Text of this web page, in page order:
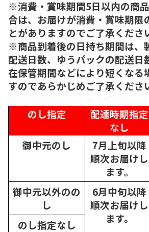
※消費・賞味期間5日以内の商
合は、お届けが消費・賞味期限
とがありますのでご了承くださ
※商品到着後の日持ち期間は、
配送日数、ゆうパックの配送日
在保管期間などにより短くなる
すのであらかじめご了承くださ
のし指定
配達時期指定
なし
御中元のし
7月上旬以降
順次お届けし
ます。
御中元以外のの
し
6月中旬以降
順次お届けし
ます。
のし指定なし